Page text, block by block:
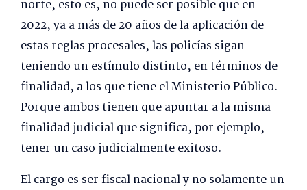
norte, esto es, no puede ser posible que en
2022, ya a más de 20 años de la aplicación de
estas reglas procesales, las policías sigan
teniendo un estímulo distinto, en términos de
finalidad, a los que tiene el Ministerio Público.
Porque ambos tienen que apuntar a la misma
finalidad judicial que significa, por ejemplo,
tener un caso judicialmente exitoso.
El cargo es ser fiscal nacional y no solamente un